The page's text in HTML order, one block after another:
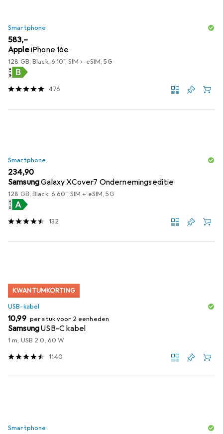
Smartphone
EUR
583,–
AppleiPhone 16e
128 GB, Black, 6.10", SIM + eSIM, 5G
476
Smartphone
EUR
234,90
SamsungGalaxy XCover7 Ondernemingseditie
128 GB, Black, 6.60", SIM + eSIM, 5G
132
KWANTUMKORTING
USB-kabel
EUR
10,99 per stuk voor 2 eenheden
SamsungUSB-C kabel
1 m, USB 2.0, 60 W
1140
Smartphone